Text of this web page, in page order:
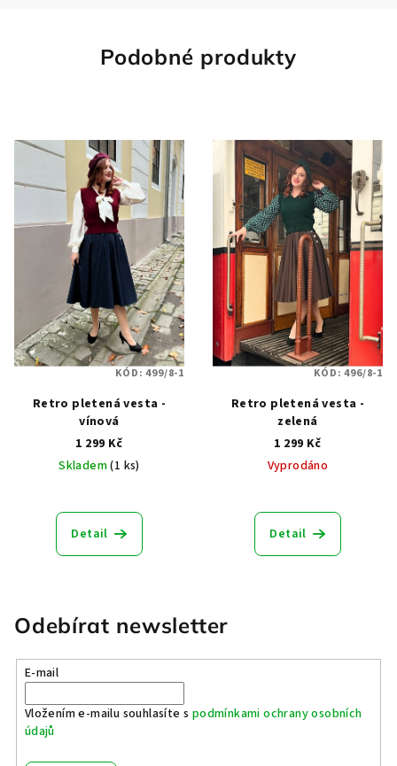
Podobné produkty
Retro pletená vesta -
vínová
1 299 Kč
Skladem(1 ks)
Detail
KÓD:499/8-1
Retro pletená vesta -
zelená
1 299 Kč
Vyprodáno
hodnocení
produktu
Detail
KÓD:496/8-1
Odebírat newsletter
E-mail
Vložením e-mailu souhlasíte s podmínkami ochrany osobních
údajů